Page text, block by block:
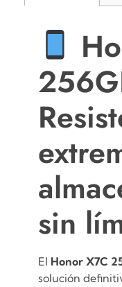
sin
El Honor X7C
solución